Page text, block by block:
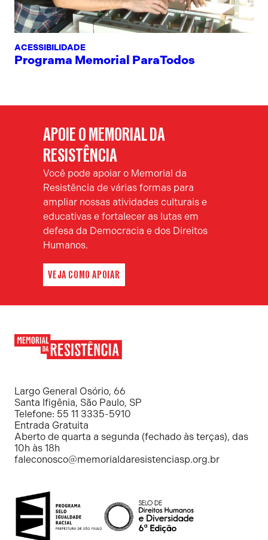
ACESSIBILIDADE
Programa Memorial ParaTodos
APOIE O MEMORIAL DA
RESISTÊNCIA
Você pode apoiar o Memorial da
Resistência de várias formas para
ampliar nossas atividades culturais e
educativas e fortalecer as lutas em
defesa da Democracia e dos Direitos
Humanos.
VEJA COMO APOIAR
Resistência
Largo General Osório, 66
Santa Ifigênia, São Paulo, SP
Telefone: 55 11 3335-5910
Entrada Gratuita
Aberto de quarta a segunda (fechado às terças), das
10h às 18h
faleconosco@memorialdaresistenciasp.org.br